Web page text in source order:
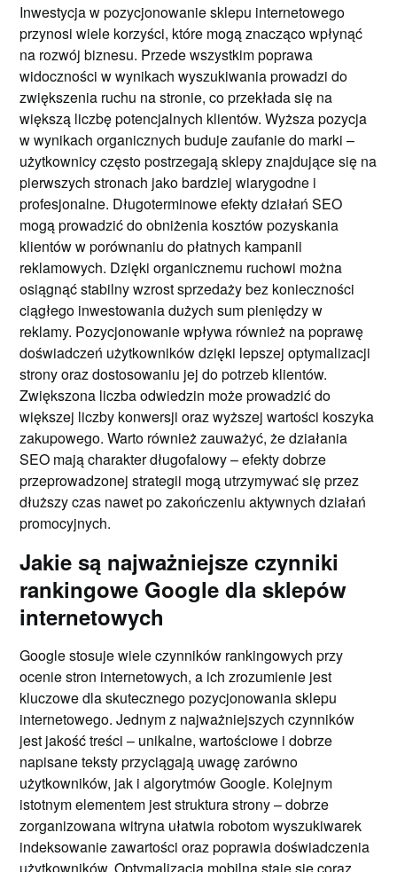
Inwestycja w pozycjonowanie sklepu internetowego
przynosi wiele korzyści, które mogą znacząco wpłynąć
na rozwój biznesu. Przede wszystkim poprawa
widoczności w wynikach wyszukiwania prowadzi do
zwiększenia ruchu na stronie, co przekłada się na
większą liczbę potencjalnych klientów. Wyższa pozycja
w wynikach organicznych buduje zaufanie do marki –
użytkownicy często postrzegają sklepy znajdujące się na
pierwszych stronach jako bardziej wiarygodne i
profesjonalne. Długoterminowe efekty działań SEO
mogą prowadzić do obniżenia kosztów pozyskania
klientów w porównaniu do płatnych kampanii
reklamowych. Dzięki organicznemu ruchowi można
osiągnąć stabilny wzrost sprzedaży bez konieczności
ciągłego inwestowania dużych sum pieniędzy w
reklamy. Pozycjonowanie wpływa również na poprawę
doświadczeń użytkowników dzięki lepszej optymalizacji
strony oraz dostosowaniu jej do potrzeb klientów.
Zwiększona liczba odwiedzin może prowadzić do
większej liczby konwersji oraz wyższej wartości koszyka
zakupowego. Warto również zauważyć, że działania
SEO mają charakter długofalowy – efekty dobrze
przeprowadzonej strategii mogą utrzymywać się przez
dłuższy czas nawet po zakończeniu aktywnych działań
promocyjnych.
Jakie są najważniejsze czynniki
rankingowe Google dla sklepów
internetowych
Google stosuje wiele czynników rankingowych przy
ocenie stron internetowych, a ich zrozumienie jest
kluczowe dla skutecznego pozycjonowania sklepu
internetowego. Jednym z najważniejszych czynników
jest jakość treści – unikalne, wartościowe i dobrze
napisane teksty przyciągają uwagę zarówno
użytkowników, jak i algorytmów Google. Kolejnym
istotnym elementem jest struktura strony – dobrze
zorganizowana witryna ułatwia robotom wyszukiwarek
indeksowanie zawartości oraz poprawia doświadczenia
użytkowników. Optymalizacja mobilna staje się coraz